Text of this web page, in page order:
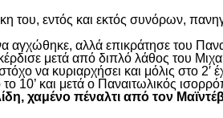
του, εντός και εκτός συνόρων,
αγχώθηκε, αλλά επικράτησε του
μετά από διπλό λάθος του
να κυριαρχήσει και μόλις στο
10’ και μετά ο Παναιτωλικός
χαμένο πέναλτι από τον